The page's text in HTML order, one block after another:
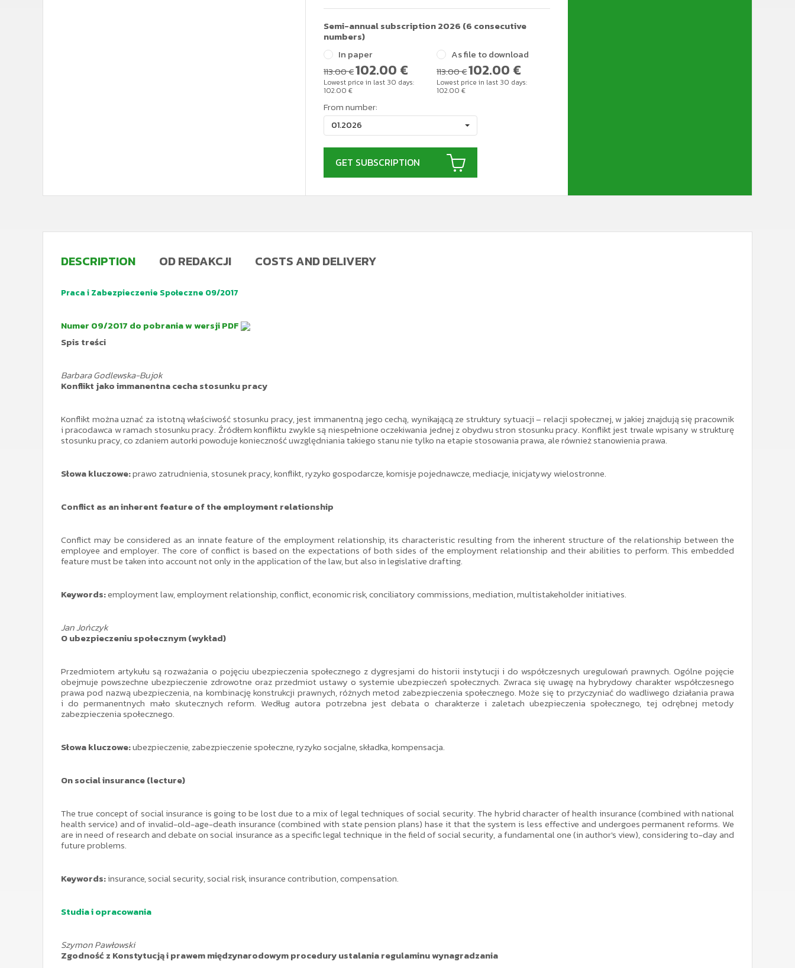
Semi-annual subscription 2026 (6 consecutive
numbers)
In paper
113.00 €102.00 €
Lowest price in last 30 days:
102.00 €
As file to download
113.00 €102.00 €
Lowest price in last 30 days:
102.00 €
From number:
01.2026
GET SUBSCRIPTION
DESCRIPTION OD REDAKCJI COSTS AND DELIVERY
Praca i Zabezpieczenie Społeczne 09/2017
Numer 09/2017 do pobrania w wersji PDF
Spis treści
Barbara Godlewska-Bujok
Konflikt jako immanentna cecha stosunku pracy
Konflikt można uznać za istotną właściwość stosunku pracy, jest immanentną jego cechą, wynikającą ze struktury sytuacji – relacji społecznej, w jakiej znajdują się pracownik
i pracodawca w ramach stosunku pracy. Źródłem konfliktu zwykle są niespełnione oczekiwania jednej z obydwu stron stosunku pracy. Konflikt jest trwale wpisany w strukturę
stosunku pracy, co zdaniem autorki powoduje konieczność uwzględniania takiego stanu nie tylko na etapie stosowania prawa, ale również stanowienia prawa.
Słowa kluczowe:prawo zatrudnienia, stosunek pracy, konflikt, ryzyko gospodarcze, komisje pojednawcze, mediacje, inicjatywy wielostronne.
Conflict as an inherent feature of the employment relationship
Conflict may be considered as an innate feature of the employment relationship, its characteristic resulting from the inherent structure of the relationship between the
employee and employer. The core of conflict is based on the expectations of both sides of the employment relationship and their abilities to perform. This embedded
feature must be taken into account not only in the application of the law, but also in legislative drafting.
Keywords:employment law, employment relationship, conflict, economic risk, conciliatory commissions, mediation, multistakeholder initiatives.
Jan Jończyk
O ubezpieczeniu społecznym (wykład)
Przedmiotem artykułu są rozważania o pojęciu ubezpieczenia społecznego z dygresjami do historii instytucji i do współczesnych uregulowań prawnych. Ogólne pojęcie
obejmuje powszechne ubezpieczenie zdrowotne oraz przedmiot ustawy o systemie ubezpieczeń społecznych. Zwraca się uwagę na hybrydowy charakter współczesnego
prawa pod nazwą ubezpieczenia, na kombinację konstrukcji prawnych, różnych metod zabezpieczenia społecznego. Może się to przyczyniać do wadliwego działania prawa
i do permanentnych mało skutecznych reform. Według autora potrzebna jest debata o charakterze i zaletach ubezpieczenia społecznego, tej odrębnej metody
zabezpieczenia społecznego.
Słowa kluczowe:ubezpieczenie, zabezpieczenie społeczne, ryzyko socjalne, składka, kompensacja.
On social insurance (lecture)
The true concept of social insurance is going to be lost due to a mix of legal techniques of social security. The hybrid character of health insurance (combined with national
health service) and of invalid-old-age-death insurance (combined with state pension plans) hase it that the system is less effective and undergoes permanent reforms. We
are in need of research and debate on social insurance as a specific legal technique in the field of social security, a fundamental one (in author's view), considering to-day and
future problems.
Keywords:insurance, social security, social risk, insurance contribution, compensation.
Studia i opracowania
Szymon Pawłowski
Zgodność z Konstytucją i prawem międzynarodowym procedury ustalania regulaminu wynagradzania